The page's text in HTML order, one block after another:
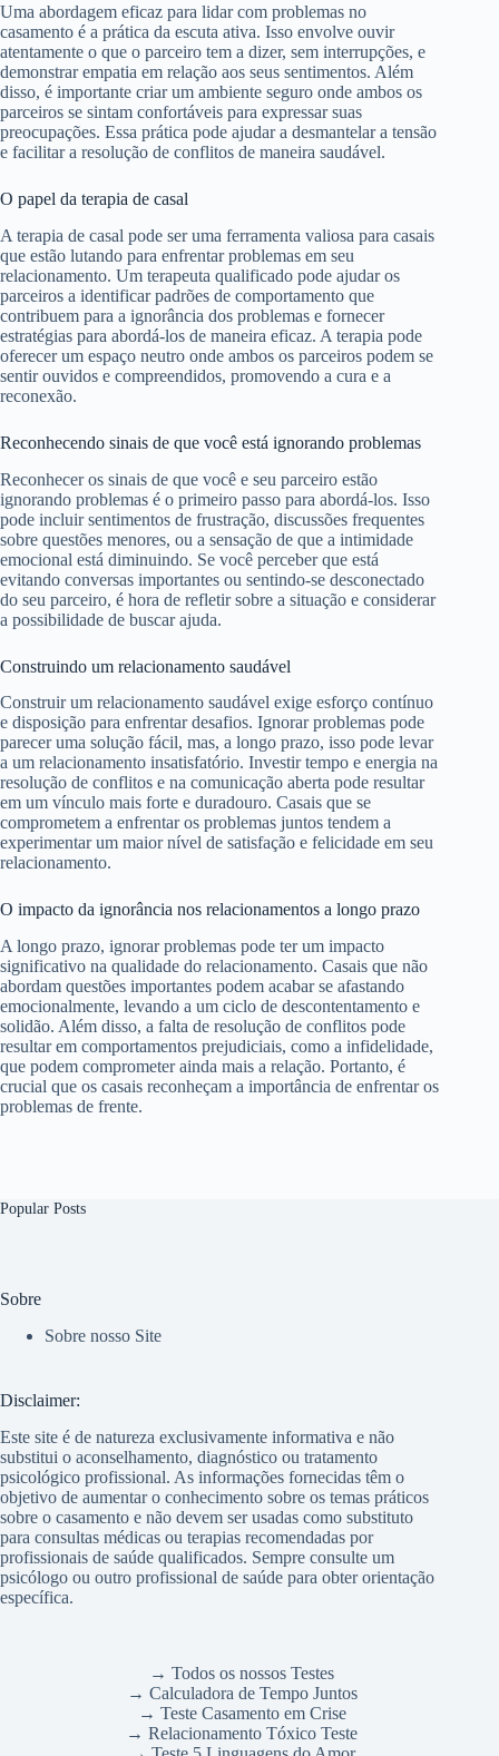
Uma abordagem eficaz para lidar com problemas no
casamento é a prática da escuta ativa. Isso envolve ouvir
atentamente o que o parceiro tem a dizer, sem interrupções, e
demonstrar empatia em relação aos seus sentimentos. Além
disso, é importante criar um ambiente seguro onde ambos os
parceiros se sintam confortáveis para expressar suas
preocupações. Essa prática pode ajudar a desmantelar a tensão
e facilitar a resolução de conflitos de maneira saudável.
O papel da terapia de casal
A terapia de casal pode ser uma ferramenta valiosa para casais
que estão lutando para enfrentar problemas em seu
relacionamento. Um terapeuta qualificado pode ajudar os
parceiros a identificar padrões de comportamento que
contribuem para a ignorância dos problemas e fornecer
estratégias para abordá-los de maneira eficaz. A terapia pode
oferecer um espaço neutro onde ambos os parceiros podem se
sentir ouvidos e compreendidos, promovendo a cura e a
reconexão.
Reconhecendo sinais de que você está ignorando problemas
Reconhecer os sinais de que você e seu parceiro estão
ignorando problemas é o primeiro passo para abordá-los. Isso
pode incluir sentimentos de frustração, discussões frequentes
sobre questões menores, ou a sensação de que a intimidade
emocional está diminuindo. Se você perceber que está
evitando conversas importantes ou sentindo-se desconectado
do seu parceiro, é hora de refletir sobre a situação e considerar
a possibilidade de buscar ajuda.
Construindo um relacionamento saudável
Construir um relacionamento saudável exige esforço contínuo
e disposição para enfrentar desafios. Ignorar problemas pode
parecer uma solução fácil, mas, a longo prazo, isso pode levar
a um relacionamento insatisfatório. Investir tempo e energia na
resolução de conflitos e na comunicação aberta pode resultar
em um vínculo mais forte e duradouro. Casais que se
comprometem a enfrentar os problemas juntos tendem a
experimentar um maior nível de satisfação e felicidade em seu
relacionamento.
O impacto da ignorância nos relacionamentos a longo prazo
A longo prazo, ignorar problemas pode ter um impacto
significativo na qualidade do relacionamento. Casais que não
abordam questões importantes podem acabar se afastando
emocionalmente, levando a um ciclo de descontentamento e
solidão. Além disso, a falta de resolução de conflitos pode
resultar em comportamentos prejudiciais, como a infidelidade,
que podem comprometer ainda mais a relação. Portanto, é
crucial que os casais reconheçam a importância de enfrentar os
problemas de frente.
Popular Posts
Sobre
Sobre nosso Site
Disclaimer:
Este site é de natureza exclusivamente informativa e não
substitui o aconselhamento, diagnóstico ou tratamento
psicológico profissional. As informações fornecidas têm o
objetivo de aumentar o conhecimento sobre os temas práticos
sobre o casamento e não devem ser usadas como substituto
para consultas médicas ou terapias recomendadas por
profissionais de saúde qualificados. Sempre consulte um
psicólogo ou outro profissional de saúde para obter orientação
específica.
→ Todos os nossos Testes
→ Calculadora de Tempo Juntos
→ Teste Casamento em Crise
→ Relacionamento Tóxico Teste